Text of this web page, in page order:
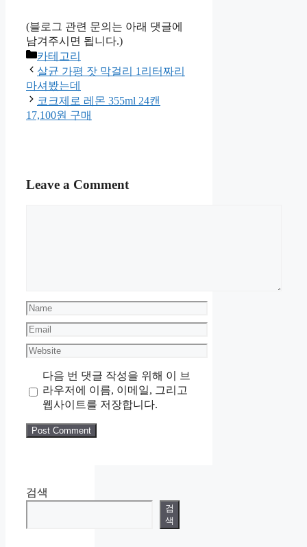
(블로그 관련 문의는 아래 댓글에
남겨주시면 됩니다.)
Categories
카테고리
살균 가평 잣 막걸리 1리터짜리
마셔봤는데
코크제로 레몬 355ml 24캔
17,100원 구매
Leave a Comment
Name
Email
Website
다음 번 댓글 작성을 위해 이 브
라우저에 이름, 이메일, 그리고
웹사이트를 저장합니다.
검색
검
색